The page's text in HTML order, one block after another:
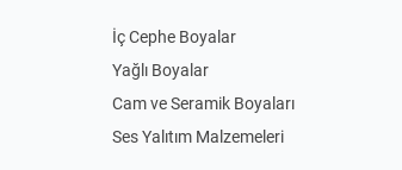
İç Cephe Boyalar
Yağlı Boyalar
Cam ve Seramik Boyaları
Ses Yalıtım Malzemeleri